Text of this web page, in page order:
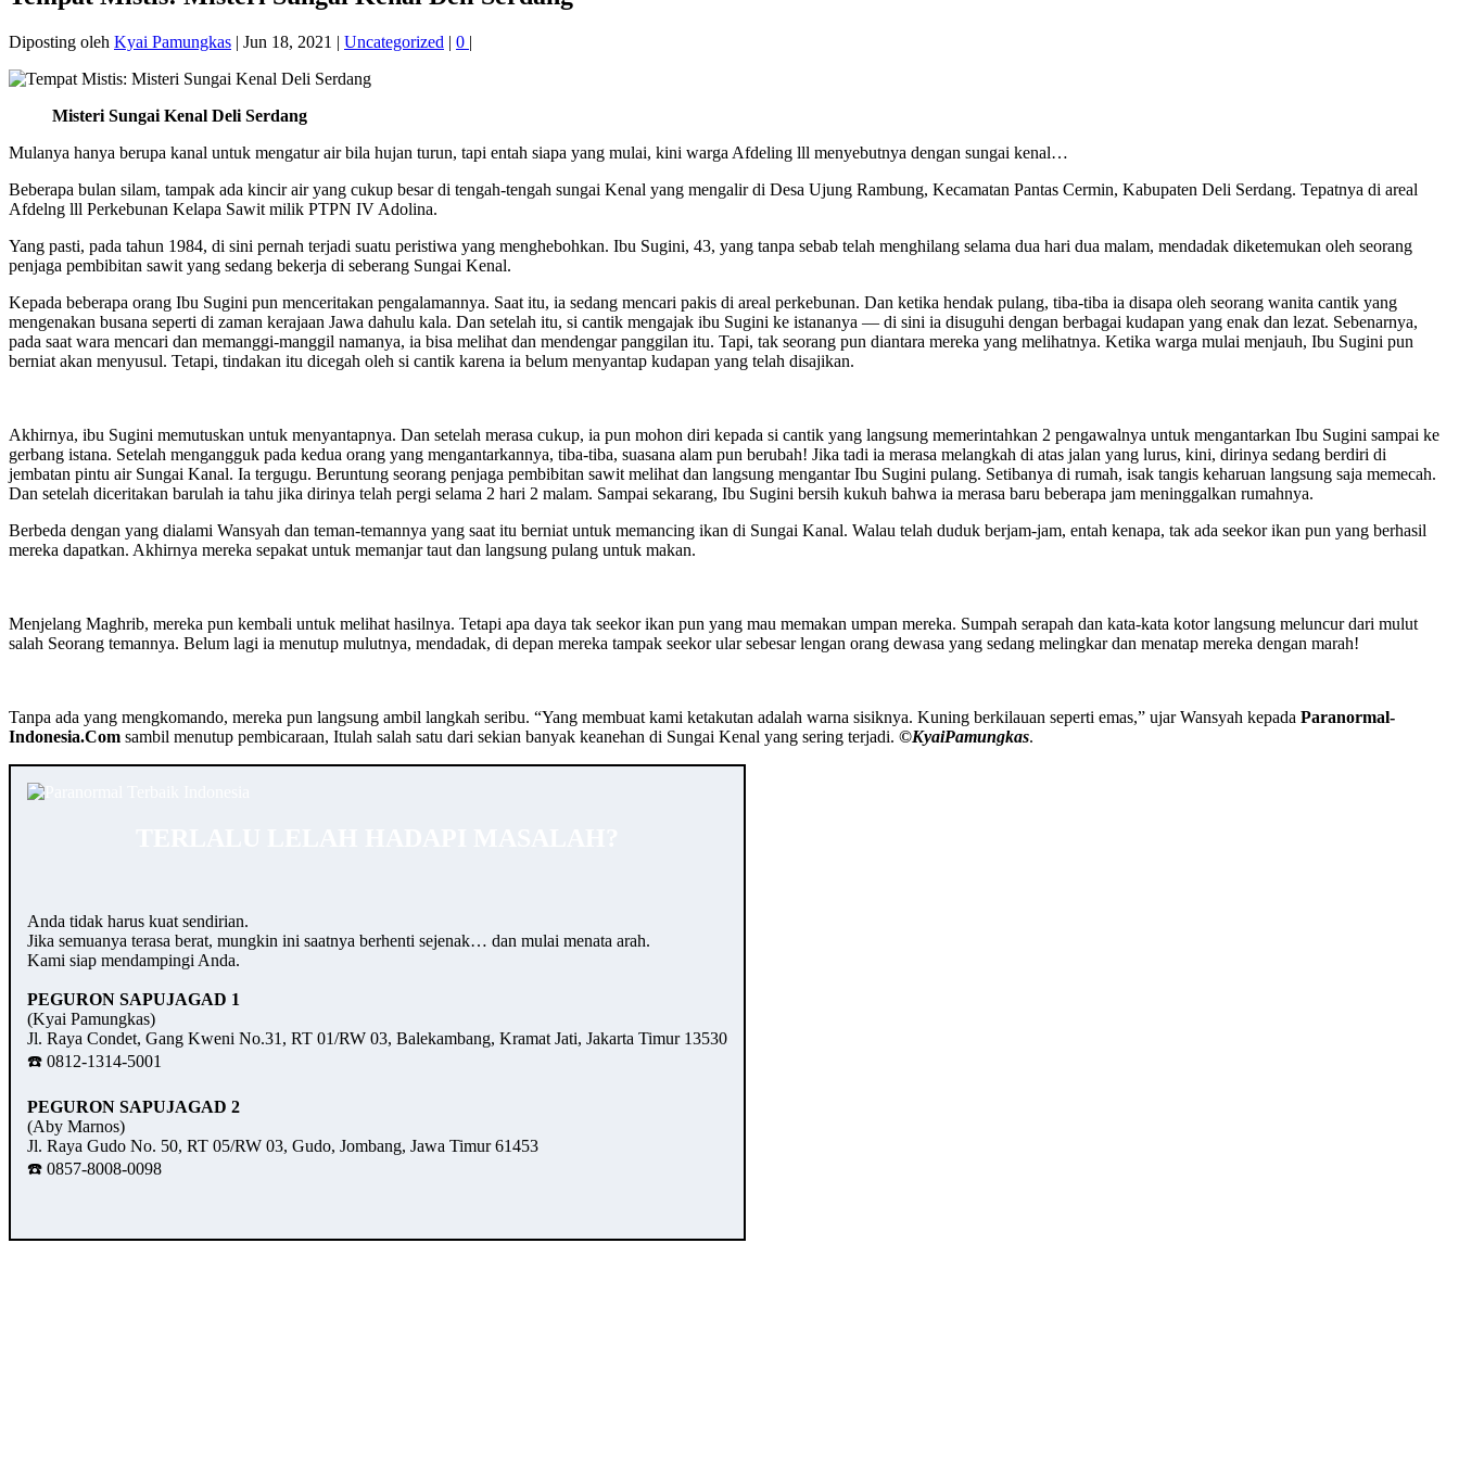
Diposting oleh Kyai Pamungkas | Jun 18, 2021 | Uncategorized | 0 |
Misteri Sungai Kenal Deli Serdang
Mulanya hanya berupa kanal untuk mengatur air bila hujan turun, tapi entah siapa yang mulai, kini warga Afdeling lll menyebutnya dengan sungai kenal…
Beberapa bulan silam, tampak ada kincir air yang cukup besar di tengah-tengah sungai Kenal yang mengalir di Desa Ujung Rambung, Kecamatan Pantas Cermin, Kabupaten Deli Serdang. Tepatnya di areal
Afdelng lll Perkebunan Kelapa Sawit milik PTPN IV Adolina.
Yang pasti, pada tahun 1984, di sini pernah terjadi suatu peristiwa yang menghebohkan. Ibu Sugini, 43, yang tanpa sebab telah menghilang selama dua hari dua malam, mendadak diketemukan oleh seorang
penjaga pembibitan sawit yang sedang bekerja di seberang Sungai Kenal.
Kepada beberapa orang Ibu Sugini pun menceritakan pengalamannya. Saat itu, ia sedang mencari pakis di areal perkebunan. Dan ketika hendak pulang, tiba-tiba ia disapa oleh seorang wanita cantik yang
mengenakan busana seperti di zaman kerajaan Jawa dahulu kala. Dan setelah itu, si cantik mengajak ibu Sugini ke istananya — di sini ia disuguhi dengan berbagai kudapan yang enak dan lezat. Sebenarnya,
pada saat wara mencari dan memanggi-manggil namanya, ia bisa melihat dan mendengar panggilan itu. Tapi, tak seorang pun diantara mereka yang melihatnya. Ketika warga mulai menjauh, Ibu Sugini pun
berniat akan menyusul. Tetapi, tindakan itu dicegah oleh si cantik karena ia belum menyantap kudapan yang telah disajikan.
Akhirnya, ibu Sugini memutuskan untuk menyantapnya. Dan setelah merasa cukup, ia pun mohon diri kepada si cantik yang langsung memerintahkan 2 pengawalnya untuk mengantarkan Ibu Sugini sampai ke
gerbang istana. Setelah mengangguk pada kedua orang yang mengantarkannya, tiba-tiba, suasana alam pun berubah! Jika tadi ia merasa melangkah di atas jalan yang lurus, kini, dirinya sedang berdiri di
jembatan pintu air Sungai Kanal. Ia tergugu. Beruntung seorang penjaga pembibitan sawit melihat dan langsung mengantar Ibu Sugini pulang. Setibanya di rumah, isak tangis keharuan langsung saja memecah.
Dan setelah diceritakan barulah ia tahu jika dirinya telah pergi selama 2 hari 2 malam. Sampai sekarang, Ibu Sugini bersih kukuh bahwa ia merasa baru beberapa jam meninggalkan rumahnya.
Berbeda dengan yang dialami Wansyah dan teman-temannya yang saat itu berniat untuk memancing ikan di Sungai Kanal. Walau telah duduk berjam-jam, entah kenapa, tak ada seekor ikan pun yang berhasil
mereka dapatkan. Akhirnya mereka sepakat untuk memanjar taut dan langsung pulang untuk makan.
Menjelang Maghrib, mereka pun kembali untuk melihat hasilnya. Tetapi apa daya tak seekor ikan pun yang mau memakan umpan mereka. Sumpah serapah dan kata-kata kotor langsung meluncur dari mulut
salah Seorang temannya. Belum lagi ia menutup mulutnya, mendadak, di depan mereka tampak seekor ular sebesar lengan orang dewasa yang sedang melingkar dan menatap mereka dengan marah!
Tanpa ada yang mengkomando, mereka pun langsung ambil langkah seribu. “Yang membuat kami ketakutan adalah warna sisiknya. Kuning berkilauan seperti emas,” ujar Wansyah kepada Paranormal-
Indonesia.Com sambil menutup pembicaraan, Itulah salah satu dari sekian banyak keanehan di Sungai Kenal yang sering terjadi. ©️KyaiPamungkas.
Anda tidak harus kuat sendirian.
Jika semuanya terasa berat, mungkin ini saatnya berhenti sejenak… dan mulai menata arah.
Kami siap mendampingi Anda.
PEGURON SAPUJAGAD 1
(Kyai Pamungkas)
Jl. Raya Condet, Gang Kweni No.31, RT 01/RW 03, Balekambang, Kramat Jati, Jakarta Timur 13530
☎️ 0812-1314-5001
PEGURON SAPUJAGAD 2
(Aby Marnos)
Jl. Raya Gudo No. 50, RT 05/RW 03, Gudo, Jombang, Jawa Timur 61453
☎️ 0857-8008-0098